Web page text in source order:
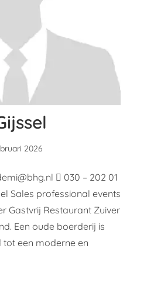
2026
 030 – 202 01
Sales professional events
Gastvrij Restaurant Zuiver
Een oude boerderij is
een moderne en